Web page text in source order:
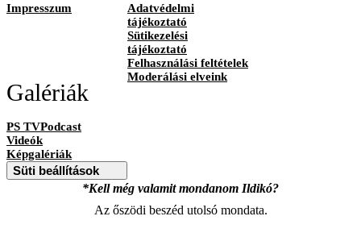
Impresszum
Adatvédelmi
tájékoztató
Sütikezelési
tájékoztató
Felhasználási feltételek
Moderálási elveink
Galériák
PS TVPodcast
Videók
Képgalériák
Süti beállítások
*Kell még valamit mondanom Ildikó?
Az őszödi beszéd utolsó mondata.